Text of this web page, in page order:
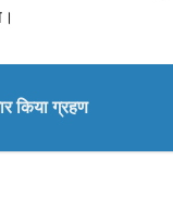
किया ग्रहण